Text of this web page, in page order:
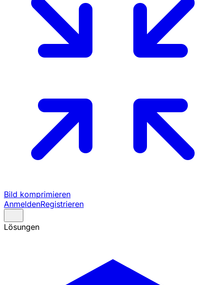
Bild komprimieren
AnmeldenRegistrieren
Lösungen